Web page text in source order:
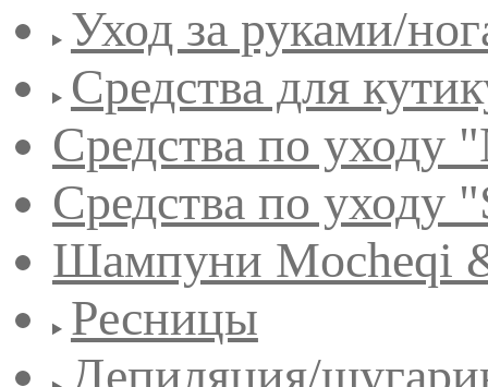
Уход за руками/
Средства для
Средства по уходу
Средства по уходу
Шампуни Mocheqi
Ресницы
Депиляция/